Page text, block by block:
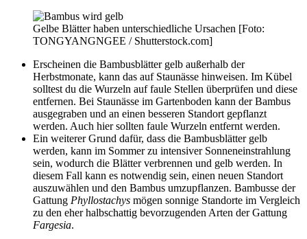
Gelbe Blätter haben unterschiedliche Ursachen [Foto:
TONGYANGNGEE / Shutterstock.com]
Erscheinen die Bambusblätter gelb außerhalb der
Herbstmonate, kann das auf Staunässe hinweisen. Im Kübel
solltest du die Wurzeln auf faule Stellen überprüfen und diese
entfernen. Bei Staunässe im Gartenboden kann der Bambus
ausgegraben und an einen besseren Standort gepflanzt
werden. Auch hier sollten faule Wurzeln entfernt werden.
Ein weiterer Grund dafür, dass die Bambusblätter gelb
werden, kann im Sommer zu intensiver Sonneneinstrahlung
sein, wodurch die Blätter verbrennen und gelb werden. In
diesem Fall kann es notwendig sein, einen neuen Standort
auszuwählen und den Bambus umzupflanzen. Bambusse der
Gattung Phyllostachys mögen sonnige Standorte im Vergleich
zu den eher halbschattig bevorzugenden Arten der Gattung
Fargesia.